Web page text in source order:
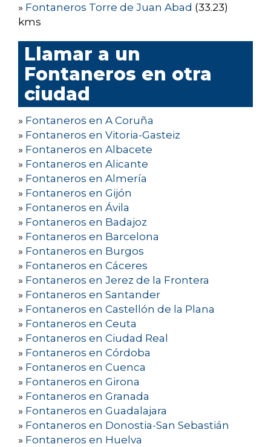
» Fontaneros Torre de Juan Abad (33.23)
kms
Llamar a un
Fontaneros en otra
ciudad
» Fontaneros en A Coruña
» Fontaneros en Vitoria-Gasteiz
» Fontaneros en Albacete
» Fontaneros en Alicante
» Fontaneros en Almería
» Fontaneros en Gijón
» Fontaneros en Ávila
» Fontaneros en Badajoz
» Fontaneros en Barcelona
» Fontaneros en Burgos
» Fontaneros en Cáceres
» Fontaneros en Jerez de la Frontera
» Fontaneros en Santander
» Fontaneros en Castellón de la Plana
» Fontaneros en Ceuta
» Fontaneros en Ciudad Real
» Fontaneros en Córdoba
» Fontaneros en Cuenca
» Fontaneros en Girona
» Fontaneros en Granada
» Fontaneros en Guadalajara
» Fontaneros en Donostia-San Sebastián
» Fontaneros en Huelva